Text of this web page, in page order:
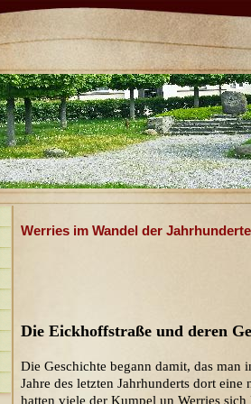
Werries im Wandel der
Die Eickhoffstraße und deren
Die Geschichte begann damit, das man
Jahre des letzten Jahrhunderts dort eine
hatten viele der Kumpel un Werries